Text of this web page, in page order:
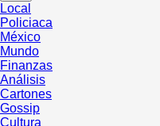
Local
Policiaca
México
Mundo
Finanzas
Análisis
Cartones
Gossip
Cultura